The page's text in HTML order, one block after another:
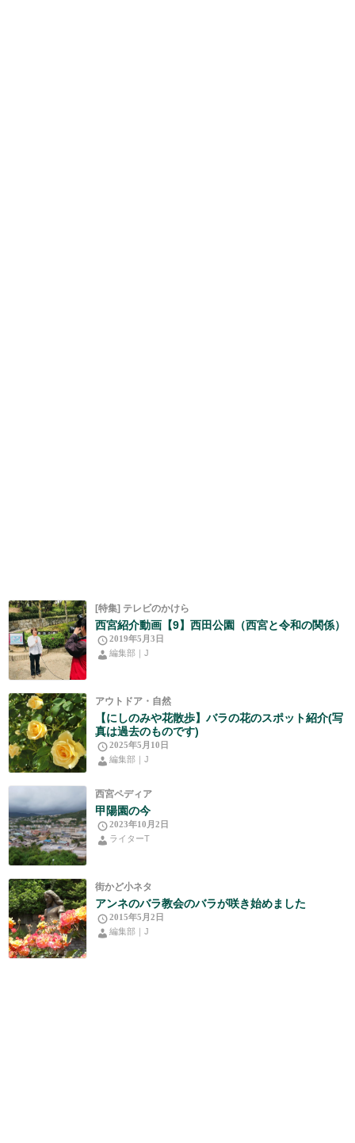
[特集] テレビのかけら
西宮紹介動画【9】西田公園（西宮と令和の関係）
2019年5月3日
編集部｜J
アウトドア・自然
【にしのみや花散歩】バラの花のスポット紹介(写
真は過去のものです)
2025年5月10日
編集部｜J
西宮ペディア
甲陽園の今
2023年10月2日
ライターT
街かど小ネタ
アンネのバラ教会のバラが咲き始めました
2015年5月2日
編集部｜J